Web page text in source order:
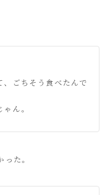
、ごちそう食べたんで
ん。
た。